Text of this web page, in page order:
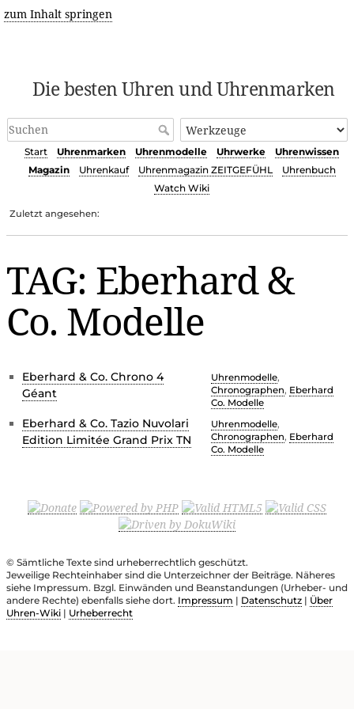
zum Inhalt springen
Die besten Uhren und Uhrenmarken
Start Uhrenmarken Uhrenmodelle Uhrwerke
Uhrenwissen
Magazin
Uhrenkauf Uhrenmagazin ZEITGEFÜHL
Uhrenbuch
Watch Wiki
Zuletzt angesehen:
TAG: Eberhard &
Co. Modelle
Eberhard & Co. Chrono 4
Géant
Uhrenmodelle,
Chronographen, Eberhard
Co. Modelle
Eberhard & Co. Tazio Nuvolari
Edition Limitée Grand Prix TN
Uhrenmodelle,
Chronographen, Eberhard
Co. Modelle
© Sämtliche Texte sind urheberrechtlich geschützt.
Jeweilige Rechteinhaber sind die Unterzeichner der Beiträge. Näheres
siehe Impressum. Bzgl. Einwänden und Beanstandungen (Urheber- und
andere Rechte) ebenfalls siehe dort. Impressum | Datenschutz | Über
Uhren-Wiki | Urheberrecht